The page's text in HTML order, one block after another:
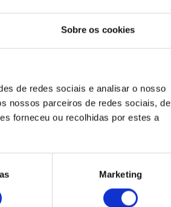
Sobre os cookies
de redes sociais e analisar o nosso
nossos parceiros de redes sociais, de
forneceu ou recolhidas por estes a
Marketing